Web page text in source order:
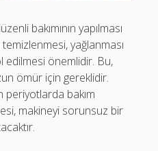
bakımının yapılması
yağlanması
önemlidir. Bu,
ömür için gereklidir.
periyotlarda bakım
makineyi sorunsuz bir